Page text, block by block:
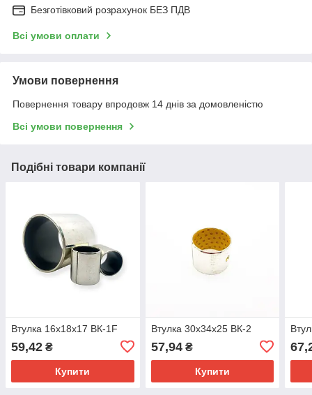
Безготівковий розрахунок БЕЗ ПДВ
Всі умови оплати
Умови повернення
Повернення товару впродовж 14 днів за домовленістю
Всі умови повернення
Подібні товари компанії
Втулка 16х18х17 ВК-1F
59,42 ₴
Купити
Втулка 30х34х25 ВК-2
57,94₴
Купити